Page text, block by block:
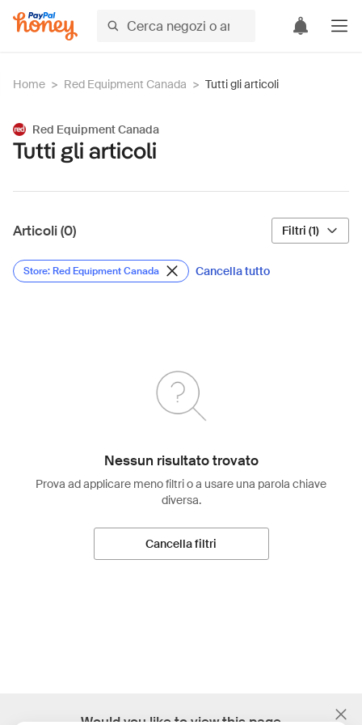
Home > Red Equipment Canada > Tutti gli articoli
Red Equipment Canada
Tutti gli articoli
Articoli (0) Filtri (1)
Store: Red Equipment Canada Cancella tutto
Nessun risultato trovato
Prova ad applicare meno filtri o a usare una parola chiave
diversa.
Cancella filtri